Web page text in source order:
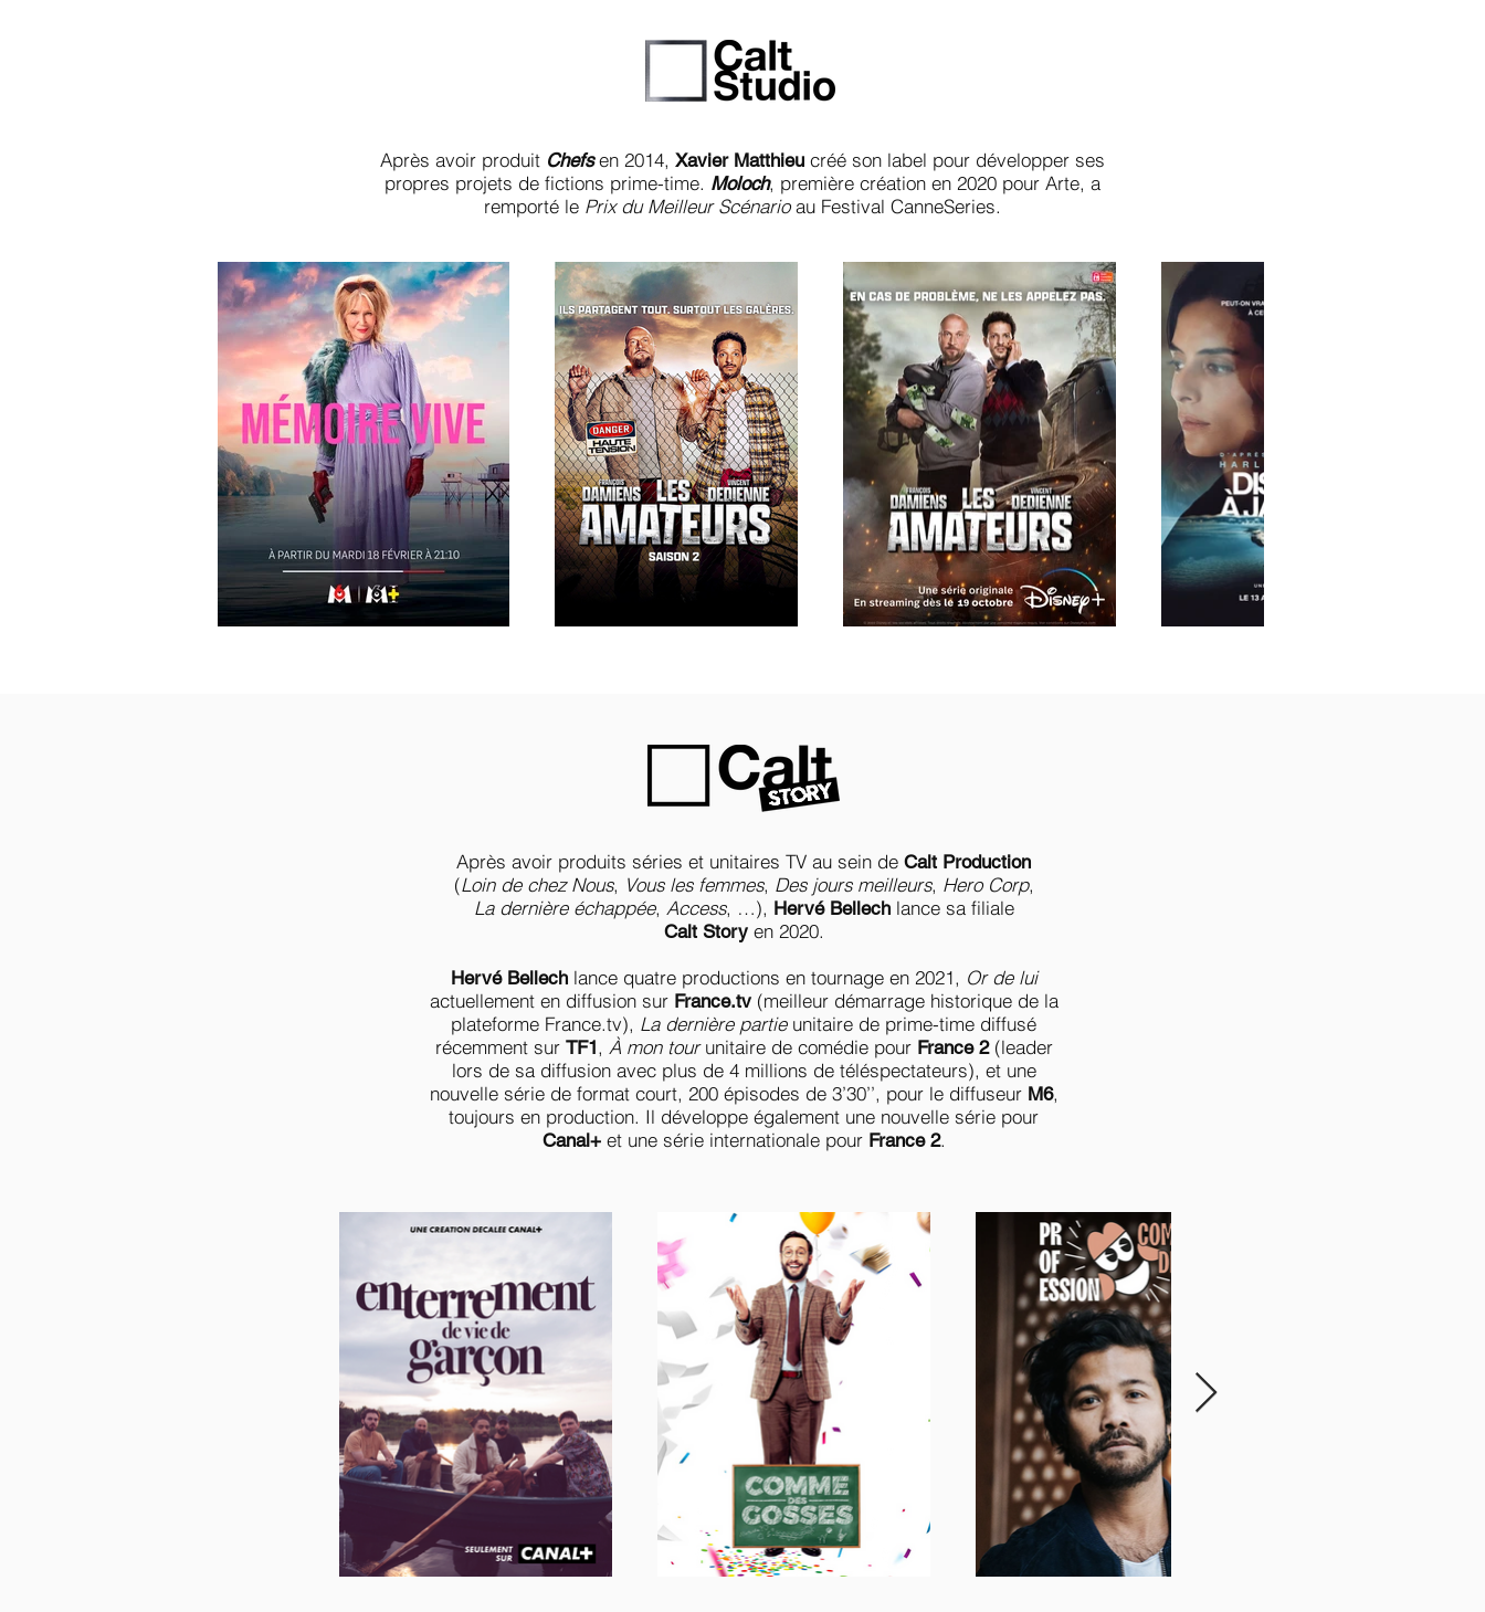
Après avoir produit Chefsen 2014, Xavier Matthieu créé son label pour développer ses
propres projets de fictions prime-time. Moloch, première création en 2020 pour Arte, a
remporté le Prix du Meilleur Scénarioau Festival CanneSeries.
Après avoir produits séries et unitaires TV au sein de Calt Production
(Loin de chez Nous, Vous les femmes, Des jours meilleurs, Hero Corp,
La dernière échappée, Access, …), Hervé Bellechlance sa filiale
Calt Storyen 2020.
Hervé Bellechlance quatre productions en tournage en 2021, Or de lui
actuellement en diffusion sur France.tv(meilleur démarrage historique de la
plateforme France.tv), La dernière partieunitaire de prime-time diffusé
récemment sur TF1, À mon tourunitaire de comédie pour France 2(leader
lors de sa diffusion avec plus de 4 millions de téléspectateurs), et une
nouvelle série de format court, 200 épisodes de 3’30’’, pour le diffuseur M6,
toujours en production. Il développe également une nouvelle série pour
Canal+et une série internationale pour France 2.